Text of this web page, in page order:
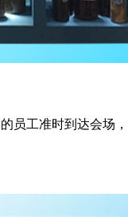
员工准时到达会场